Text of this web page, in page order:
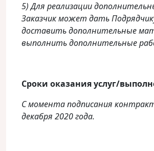
5) Для реализации
Заказчик может дать
доставить дополнительные
выполнить дополнительные
Сроки оказания услуг/
С момента подписания
декабря 2020 года.